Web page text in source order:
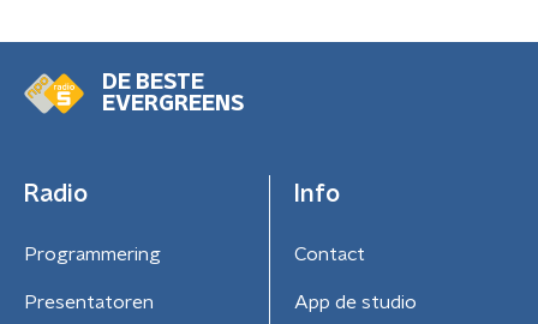
DE BESTE
EVERGREENS
Radio
Programmering
Presentatoren
Info
Contact
App de studio